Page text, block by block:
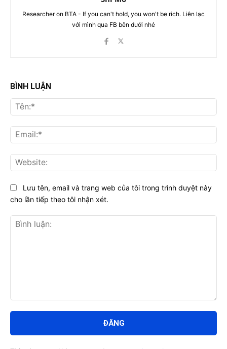
Researcher on BTA - If you can't hold, you won't be rich. Liên lạc
với mình qua FB bên dưới nhé
BÌNH LUẬN
luận:
Lưu tên, email và trang web của tôi trong trình duyệt này
cho lần tiếp theo tôi nhận xét.